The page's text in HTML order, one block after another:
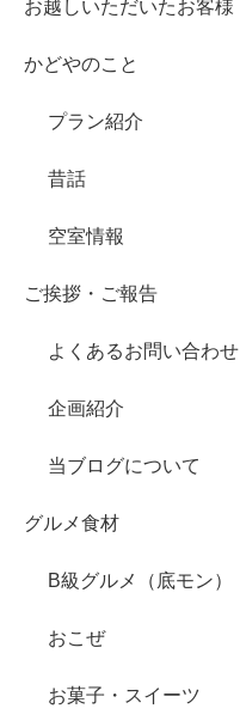
お越しいただいたお客様
かどやのこと
プラン紹介
昔話
空室情報
ご挨拶・ご報告
よくあるお問い合わせ
企画紹介
当ブログについて
グルメ食材
B級グルメ（底モン）
おこぜ
お菓子・スイーツ